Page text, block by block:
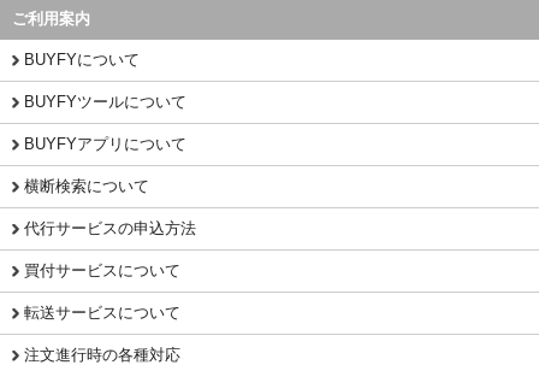
ご利用案内
BUYFYについて
BUYFYツールについて
BUYFYアプリについて
横断検索について
代行サービスの申込方法
買付サービスについて
転送サービスについて
注文進行時の各種対応